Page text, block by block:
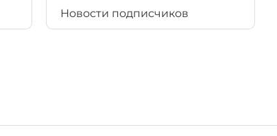
Новости подписчиков